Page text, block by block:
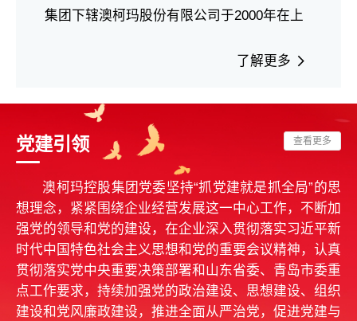
集团下辖澳柯玛股份有限公司于2000年在上
冷链产品设备制造企业，拥有世界领先的制冷核
入选中国制造业500强、中国轻工业百强。公司坚
持“互联网+全冷链”发展战略，以物联网、大数据
科技为传统家电产品赋能升级，为有温度需求的
客户提供从田间到餐桌、从“最先一公里”到“最后
一公里”的智慧全冷链专业定制化服务和整体解决
方案，冷柜产品产销量多年处于行业领先，商用
冷链产品荣获制造业单项冠军，生物样本低温存
储技术世界领先，疫苗冷链系统遍布非洲、亚洲
地区，为发展中国家公共卫生健康事业做出了杰
出贡献。
了解更多
党建引领
澳柯玛控股集团党委坚持“抓党建就是抓全局”的思
想理念，紧紧围绕企业经营发展这一中心工作，不断加
强党的领导和党的建设，在企业深入贯彻落实习近平新
时代中国特色社会主义思想和党的重要会议精神，认真
贯彻落实党中央重要决策部署和山东省委、青岛市委重
点工作要求，持续加强党的政治建设、思想建设、组织
建设和党风廉政建设，推进全面从严治党，促进党建与
查看更多